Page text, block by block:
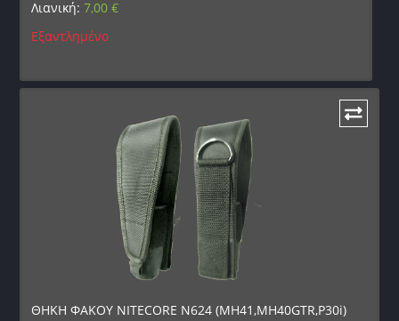
Λιανική:7,00€
Εξαντλημένο
ΘΗΚΗ ΦΑΚΟΥ NITECORE N624 (MH41,MH40GTR,P30i)